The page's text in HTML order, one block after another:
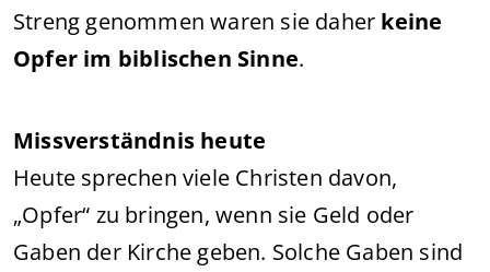
Streng genommen waren sie daher keine
Opfer im biblischen Sinne.
Missverständnis heute
Heute sprechen viele Christen davon,
„Opfer“ zu bringen, wenn sie Geld oder
Gaben der Kirche geben. Solche Gaben sind